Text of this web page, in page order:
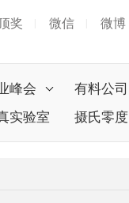
奖 微信 微博
峰会
有料公司
实验室
摄氏零度